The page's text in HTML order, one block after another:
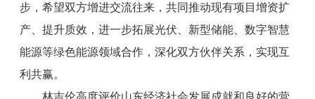
步，希望双方增进交流往来，共同推动现有项目增资扩
产、提升质效，进一步拓展光伏、新型储能、数字智慧
能源等绿色能源领域合作，深化双方伙伴关系，实现互
利共赢。
林吉伦高度评价山东经济社会发展成就和良好的营